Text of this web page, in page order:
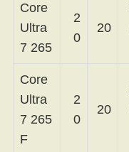
Core
Ultra
7 265
2
0
20
Core
Ultra
7 265
F
2
0
20